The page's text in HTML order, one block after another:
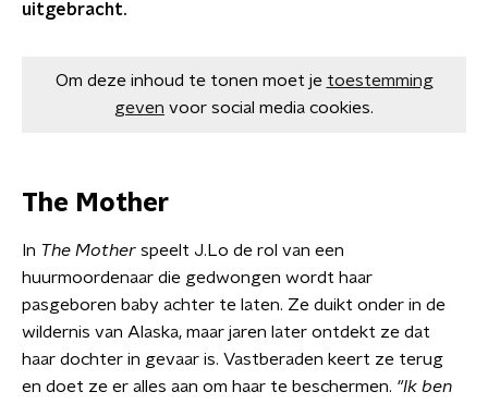
uitgebracht.
Om deze inhoud te tonen moet je toestemming
geven voor social media cookies.
The Mother
In The Mother speelt J.Lo de rol van een
huurmoordenaar die gedwongen wordt haar
pasgeboren baby achter te laten. Ze duikt onder in de
wildernis van Alaska, maar jaren later ontdekt ze dat
haar dochter in gevaar is. Vastberaden keert ze terug
en doet ze er alles aan om haar te beschermen. "Ik ben